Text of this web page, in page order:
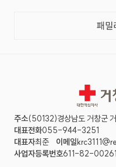
패밀
거창적십
주소(50132)경상남도 거창군
대표전화055-944-3251
대표자최준 이메일
사업자등록번호611-82-00261